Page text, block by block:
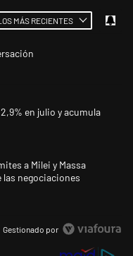
MÁS RECIENTES
comentarios en los últimos
en CABA marcó
en julio y acumula
gobernadores marcan
a Milei y Massa
las negociaciones
Gestionado por